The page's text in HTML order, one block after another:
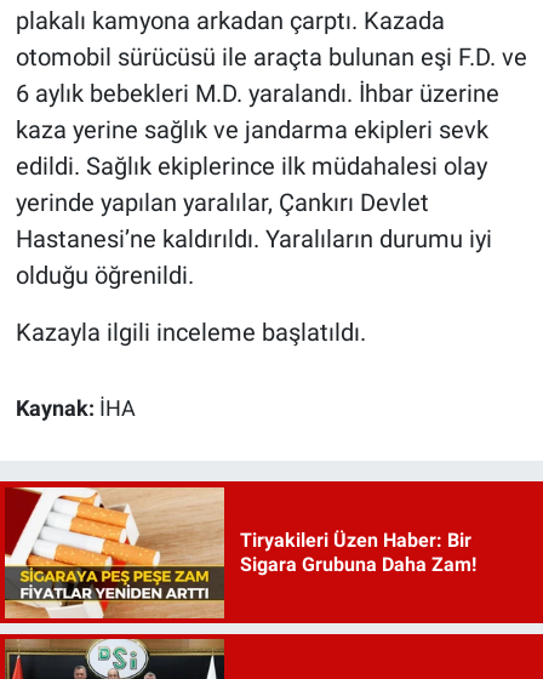
plakalı kamyona arkadan çarptı. Kazada
otomobil sürücüsü ile araçta bulunan eşi F.D. ve
6 aylık bebekleri M.D. yaralandı. İhbar üzerine
kaza yerine sağlık ve jandarma ekipleri sevk
edildi. Sağlık ekiplerince ilk müdahalesi olay
yerinde yapılan yaralılar, Çankırı Devlet
Hastanesi’ne kaldırıldı. Yaralıların durumu iyi
olduğu öğrenildi.
Kazayla ilgili inceleme başlatıldı.
Kaynak: İHA
Tiryakileri Üzen Haber: Bir
Sigara Grubuna Daha Zam!